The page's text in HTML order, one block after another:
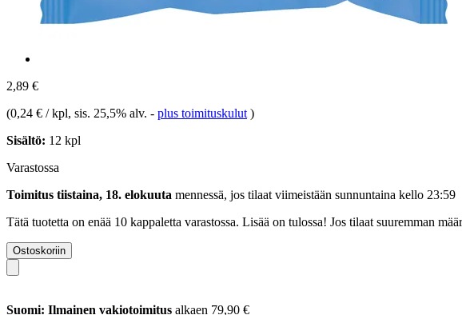
2,89 €
(0,24 € / kpl, sis. 25,5% alv. - plus toimituskulut )
Sisältö: 12 kpl
Varastossa
Toimitus tiistaina, 18. elokuuta mennessä, jos tilaat viimeistään sunnuntaina kello 23:59
Tätä tuotetta on enää 10 kappaletta varastossa. Lisää on tulossa! Jos tilaat suuremman
Ostoskoriin
Suomi: Ilmainen vakiotoimitus alkaen 79,90 €